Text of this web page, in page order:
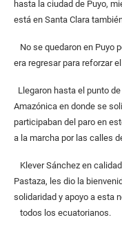
hasta la ciudad de Puyo,
está en Santa Clara
No se quedaron en Puyo
era regresar para reforzar
Llegaron hasta el punto
Amazónica en donde se
participaban del paro en
a la marcha por las calles
Klever Sánchez en
Pastaza, les dio la
solidaridad y apoyo a esta
todos los ecuatorianos.